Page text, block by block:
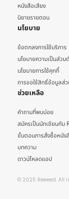
หนังสือเสียง
นิยายรายตอน
นโยบาย
ข้อตกลงการใช้บริการ
นโยบายความเป็นส่วน
นโยบายการใช้คุกกี้
การขอใช้สิทธิ์ข้อมูลส่
ช่วยเหลือ
คำถามที่พบบ่อย
สมัครเป็นนักเขียนกับ
ขั้นตอนการสั่งซื้อหนัง
บทความ
ดาวน์โหลดแอป
© 2025 Reeeed. All